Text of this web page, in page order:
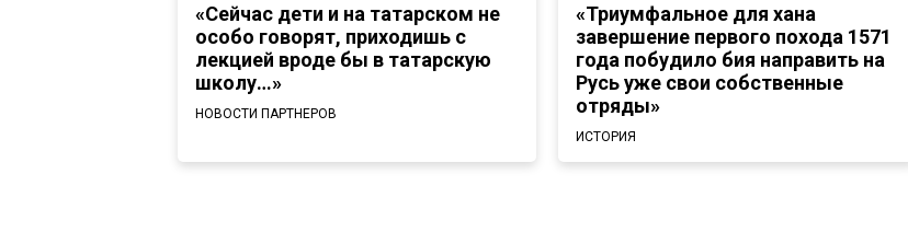
«Сейчас дети и на татарском не
особо говорят, приходишь с
лекцией вроде бы в татарскую
школу…»
НОВОСТИ ПАРТНЕРОВ
«Триумфальное для хана
завершение первого похода 1571
года побудило бия направить на
Русь уже свои собственные
отряды»
ИСТОРИЯ